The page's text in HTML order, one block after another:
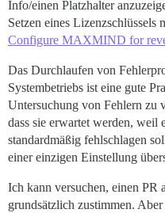
Info/einen Platzhalter
Setzen eines Lizenzschlüssels
Configure MAXMIND for
Das Durchlaufen von
Systembetriebs ist eine gute
Untersuchung von Fehlern zu
dass sie erwartet werden, weil
standardmäßig fehlschlagen
einer einzigen Einstellung
Ich kann versuchen, einen
grundsätzlich zustimmen.